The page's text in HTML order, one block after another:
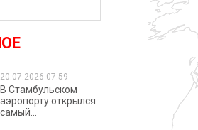
20.07.2026 07:59
В Стамбульском
аэропорту открылся
самый...